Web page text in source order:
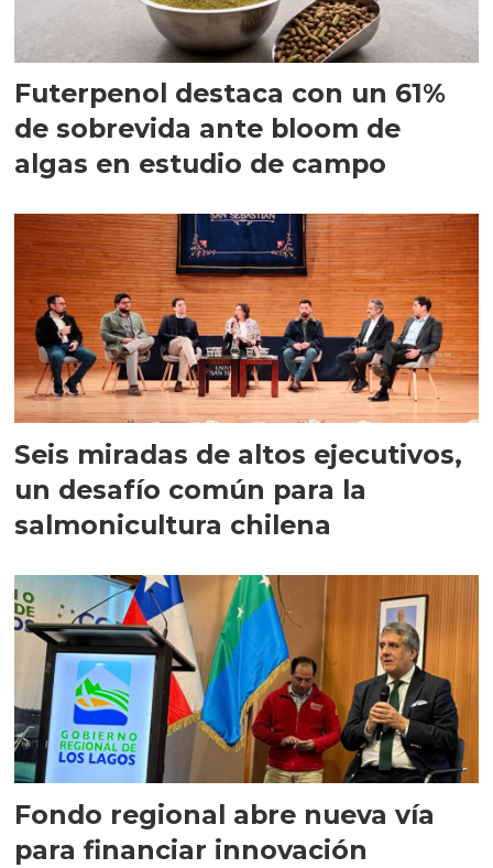
Futerpenol destaca con un 61%
de sobrevida ante bloom de
algas en estudio de campo
Seis miradas de altos ejecutivos,
un desafío común para la
salmonicultura chilena
Fondo regional abre nueva vía
para financiar innovación